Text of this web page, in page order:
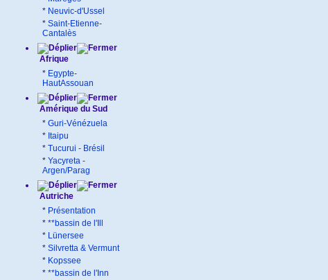
* Neuvic-d'Ussel
* Saint-Etienne-
Cantalès
Afrique
* Egypte-
HautAssouan
Amérique du Sud
* Guri-Vénézuela
* Itaipu
* Tucurui - Brésil
* Yacyreta -
Argen/Parag
Autriche
* Présentation
* **bassin de l'Ill
* Lünersee
* Silvretta & Vermunt
* Kopssee
* **bassin de l'Inn